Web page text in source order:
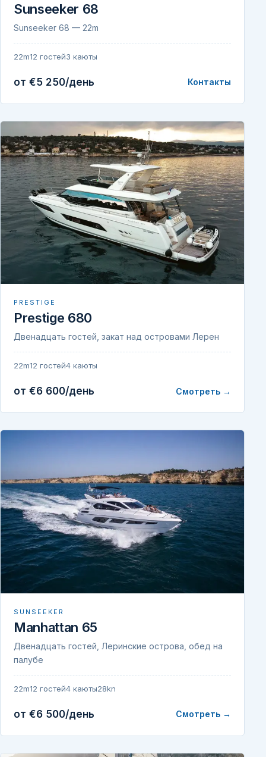
Sunseeker 68
Sunseeker 68 — 22m
22m12 гостей3 каюты
от €5 250/день Контакты
PRESTIGE
Prestige 680
Двенадцать гостей, закат над островами Лерен
22m12 гостей4 каюты
от €6 600/день Смотреть →
SUNSEEKER
Manhattan 65
Двенадцать гостей, Леринские острова, обед на
палубе
22m12 гостей4 каюты28kn
от €6 500/день Смотреть →